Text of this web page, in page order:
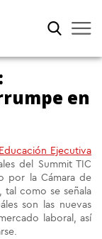
en
Ejecutiva
del Summit TIC
por la Cámara de
tal como se señala
son las nuevas
laboral, así